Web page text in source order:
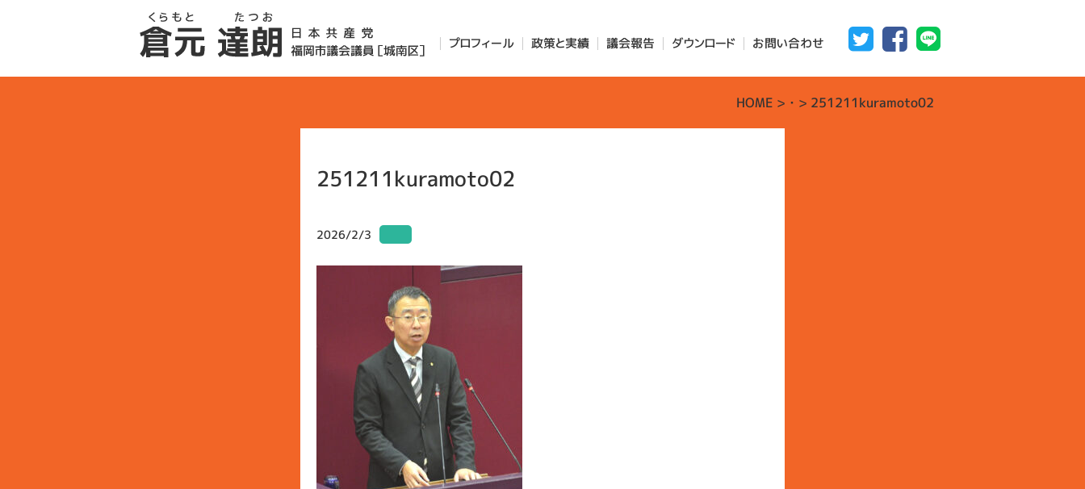
プロフィール 政策と実績 議会報告 ダウンロード お問い合わせ
HOME > ・ > 251211kuramoto02
251211kuramoto02
2026/2/3